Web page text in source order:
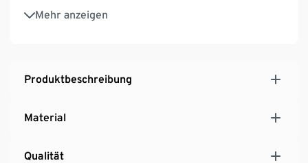
Mehr anzeigen
Mit 8 Lagen Pappe und Saugpapier: Es können
mehrere Pflanzen und Blätter gleichzeitig gepresst
Produktbeschreibung
Material
Qualität